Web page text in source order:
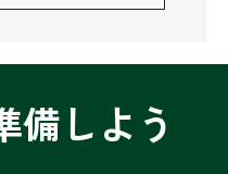
備しよう